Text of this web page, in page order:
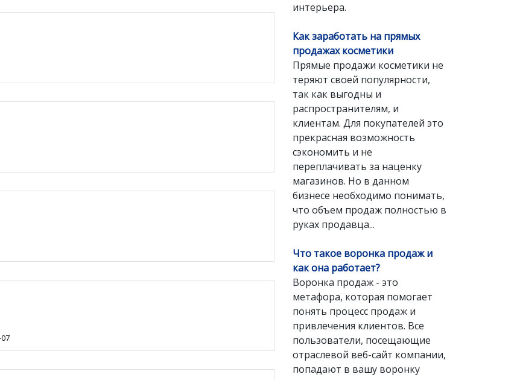
интерьера.
Как заработать на прямых
продажах косметики
Прямые продажи косметики не
теряют своей популярности,
так как выгодны и
распространителям, и
клиентам. Для покупателей это
прекрасная возможность
сэкономить и не
переплачивать за наценку
магазинов. Но в данном
бизнесе необходимо понимать,
что объем продаж полностью в
руках продавца...
Что такое воронка продаж и
как она работает?
Воронка продаж - это
метафора, которая помогает
понять процесс продаж и
привлечения клиентов. Все
пользователи, посещающие
отраслевой веб-сайт компании,
попадают в вашу воронку